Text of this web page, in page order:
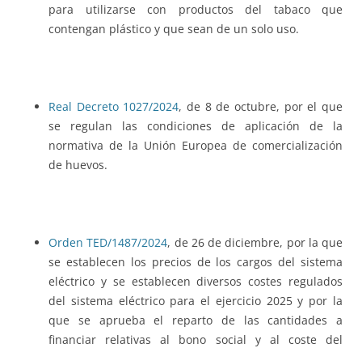
para utilizarse con productos del tabaco que
contengan plástico y que sean de un solo uso.
Real Decreto 1027/2024, de 8 de octubre, por el que
se regulan las condiciones de aplicación de la
normativa de la Unión Europea de comercialización
de huevos.
Orden TED/1487/2024, de 26 de diciembre, por la que
se establecen los precios de los cargos del sistema
eléctrico y se establecen diversos costes regulados
del sistema eléctrico para el ejercicio 2025 y por la
que se aprueba el reparto de las cantidades a
financiar relativas al bono social y al coste del